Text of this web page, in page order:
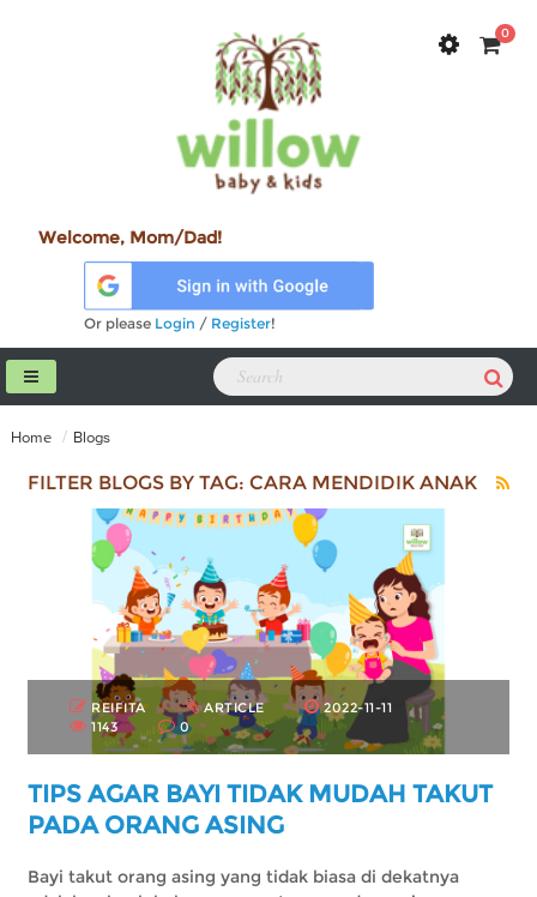
0
Welcome, Mom/Dad!
Or please Login / Register!
Home Blogs
FILTER BLOGS BY TAG: CARA MENDIDIK ANAK
REIFITA ARTICLE
2022-11-11
1143
0
TIPS AGAR BAYI TIDAK MUDAH TAKUT
PADA ORANG ASING
Bayi takut orang asing yang tidak biasa di dekatnya